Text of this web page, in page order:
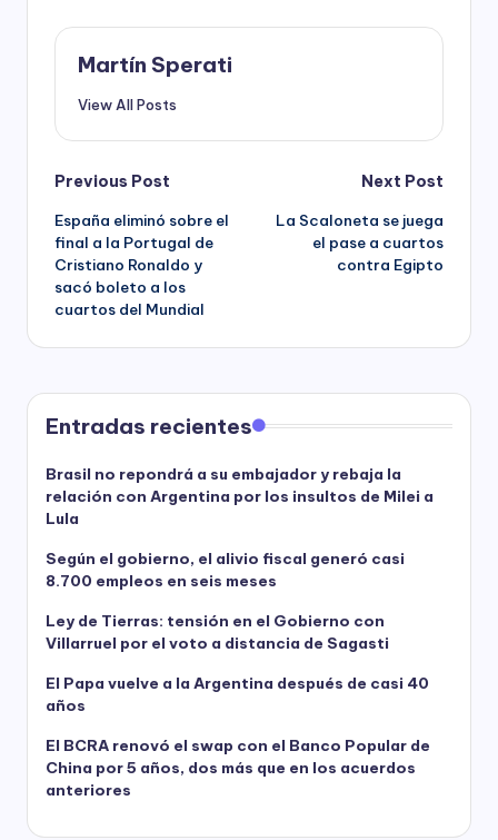
Martín Sperati
View All Posts
Post
navigation
Previous Post
España eliminó sobre el
final a la Portugal de
Cristiano Ronaldo y
sacó boleto a los
cuartos del Mundial
Next Post
La Scaloneta se juega
el pase a cuartos
contra Egipto
Entradas recientes
Brasil no repondrá a su embajador y rebaja la
relación con Argentina por los insultos de Milei a
Lula
Según el gobierno, el alivio fiscal generó casi
8.700 empleos en seis meses
Ley de Tierras: tensión en el Gobierno con
Villarruel por el voto a distancia de Sagasti
El Papa vuelve a la Argentina después de casi 40
años
El BCRA renovó el swap con el Banco Popular de
China por 5 años, dos más que en los acuerdos
anteriores